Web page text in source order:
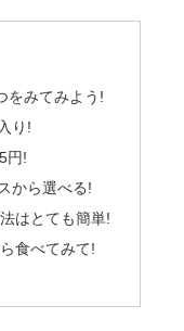
をみてみよう!
り!
円!
から選べる!
はとても簡単!
食べてみて!